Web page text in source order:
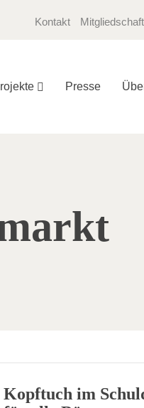
Kontakt Mitgliedschaft
Presse
Kopftuch im